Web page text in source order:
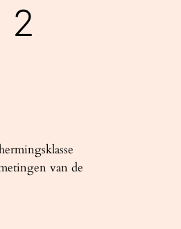
2
van de